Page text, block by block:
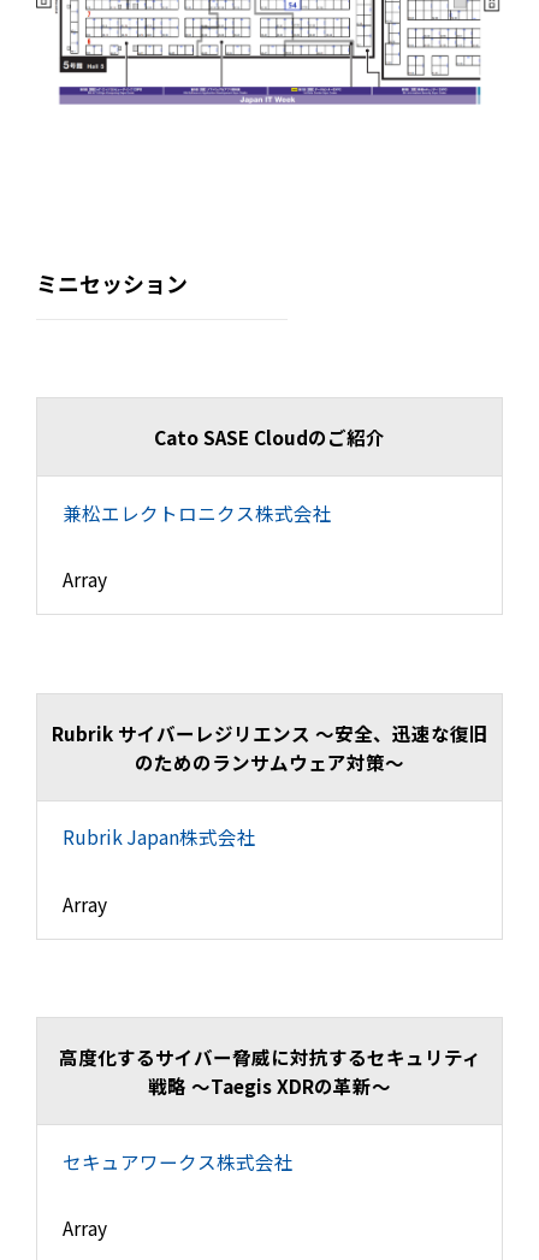
ミニセッション
Cato SASE Cloudのご紹介
兼松エレクトロニクス株式会社
Array
Rubrik サイバーレジリエンス ～安全、迅速な復旧
のためのランサムウェア対策～
Rubrik Japan株式会社
Array
高度化するサイバー脅威に対抗するセキュリティ
戦略 ～Taegis XDRの革新～
セキュアワークス株式会社
Array